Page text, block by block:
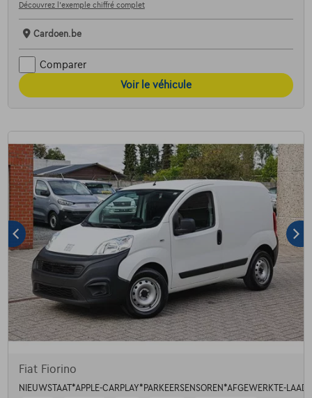
Découvrez l’exemple chiffré complet
Cardoen.be
Comparer
Voir le véhicule
Fiat Fiorino
NIEUWSTAAT*APPLE-CARPLAY*PARKEERSENSOREN*AFGEWERKTE-